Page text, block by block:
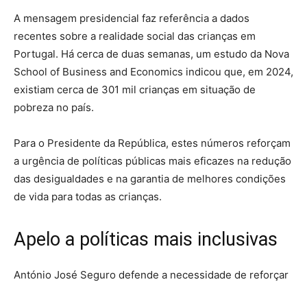
A mensagem presidencial faz referência a dados
recentes sobre a realidade social das crianças em
Portugal. Há cerca de duas semanas, um estudo da Nova
School of Business and Economics indicou que, em 2024,
existiam cerca de 301 mil crianças em situação de
pobreza no país.
Para o Presidente da República, estes números reforçam
a urgência de políticas públicas mais eficazes na redução
das desigualdades e na garantia de melhores condições
de vida para todas as crianças.
Apelo a políticas mais inclusivas
António José Seguro defende a necessidade de reforçar